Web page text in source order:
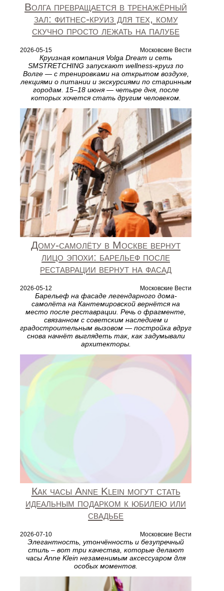
Волга превращается в тренажёрный
зал: фитнес-круиз для тех, кому
скучно просто лежать на палубе
2026-05-15 Московские Вести
Круизная компания Volga Dream и сеть
SMSTRETCHING запускают wellness-круиз по
Волге — с тренировками на открытом воздухе,
лекциями о питании и экскурсиями по старинным
городам. 15–18 июня — четыре дня, после
которых хочется стать другим человеком.
Дому-самолёту в Москве вернут
лицо эпохи: барельеф после
реставрации вернут на фасад
2026-05-12 Московские Вести
Барельеф на фасаде легендарного дома-
самолёта на Кантемировской вернётся на
место после реставрации. Речь о фрагменте,
связанном с советским наследием и
градостроительным вызовом — постройка вдруг
снова начнёт выглядеть так, как задумывали
архитекторы.
Как часы Anne Klein могут стать
идеальным подарком к юбилею или
свадьбе
2026-07-10 Московские Вести
Элегантность, утончённость и безупречный
стиль – вот три качества, которые делают
часы Anne Klein незаменимым аксессуаром для
особых моментов.